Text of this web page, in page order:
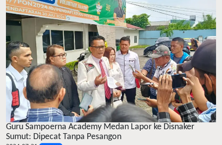
Guru Sampoerna Academy Medan Lapor ke Disnaker
Sumut: Dipecat Tanpa Pesangon